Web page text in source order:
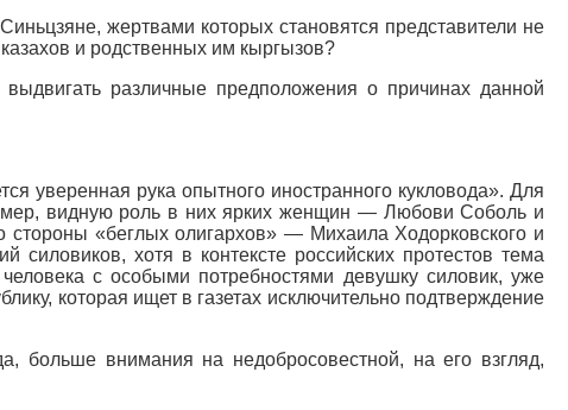
жертвами которых становятся представители не
и родственных им кыргызов?
различные предположения о причинах данной
уверенная рука опытного иностранного кукловода». Для
видную роль в них ярких женщин — Любови Соболь и
«беглых олигархов» — Михаила Ходорковского и
хотя в контексте российских протестов тема
с особыми потребностями девушку силовик, уже
которая ищет в газетах исключительно подтверждение
больше внимания на недобросовестной, на его взгляд,